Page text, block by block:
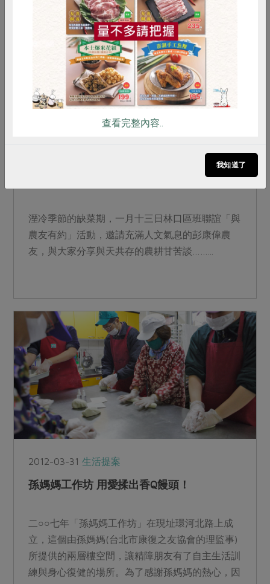
溼冷季節的缺菜期，一月十三日林口區班聯誼「與
農友有約」活動，邀請充滿人文氣息的彭康偉農
友，與大家分享與天共存的農耕甘苦談……...
2012-03-31生活提案
孫媽媽工作坊 用愛揉出香Q饅頭！
二○○七年「孫媽媽工作坊」在現址環河北路上成
立，這個由孫媽媽(台北市康復之友協會的理監事)
所提供的兩層樓空間，讓精障朋友有了自主生活訓
練與身心復健的場所。為了感謝孫媽媽的熱心，因
RPET 食譜 減硝酸鹽
雞蛋 食安 共同購買
查看完整內容..
我知道了